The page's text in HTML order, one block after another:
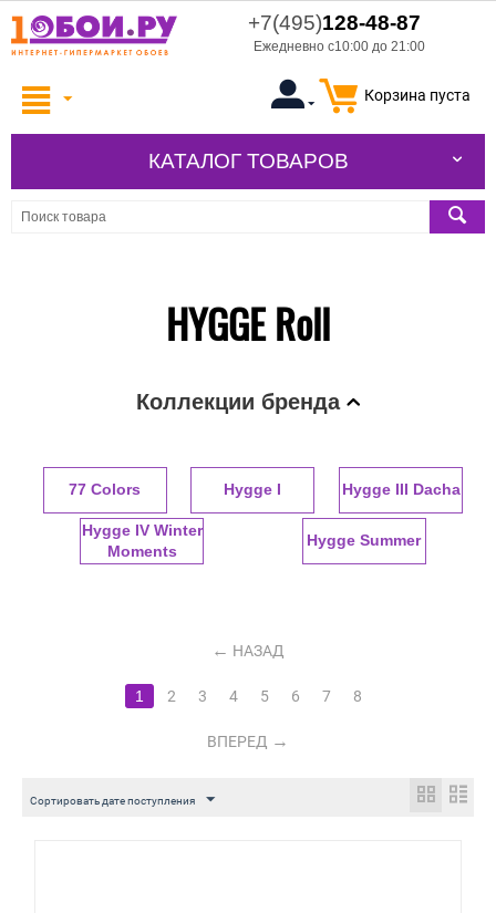
+7(495)128-48-87
Ежедневно с10:00 до 21:00
Корзина пуста
КАТАЛОГ ТОВАРОВ
HYGGE Roll
Коллекции бренда
77 Colors Hygge I Hygge III Dacha
Hygge IV Winter
Moments
Hygge Summer
НАЗАД
1 2 3 4 5 6 7 8
ВПЕРЕД
Сортировать дате поступления